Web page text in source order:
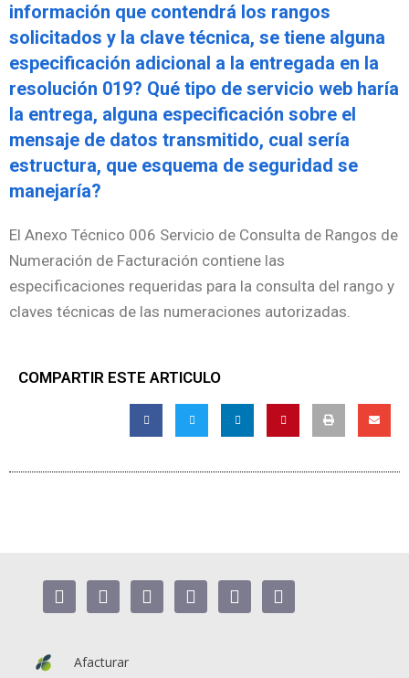
información que contendrá los rangos
solicitados y la clave técnica, se tiene alguna
especificación adicional a la entregada en la
resolución 019? Qué tipo de servicio web haría
la entrega, alguna especificación sobre el
mensaje de datos transmitido, cual sería
estructura, que esquema de seguridad se
manejaría?
El Anexo Técnico 006 Servicio de Consulta de Rangos de
Numeración de Facturación contiene las
especificaciones requeridas para la consulta del rango y
claves técnicas de las numeraciones autorizadas.
COMPARTIR ESTE ARTICULO
Afacturar